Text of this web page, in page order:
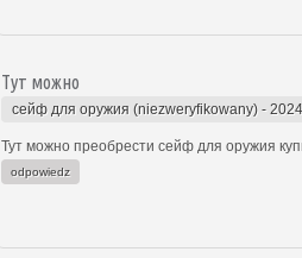
Тут можно
сейф для оружия (niezweryfikowany) -
Тут можно преобрести сейф для оружия
odpowiedz